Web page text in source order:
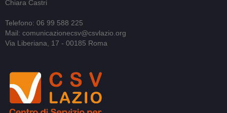
Chiara Castri
Telefono: 06 99 588 225
Mail: comunicazionecsv@csvlazio.org
Via Liberiana, 17 - 00185 Roma